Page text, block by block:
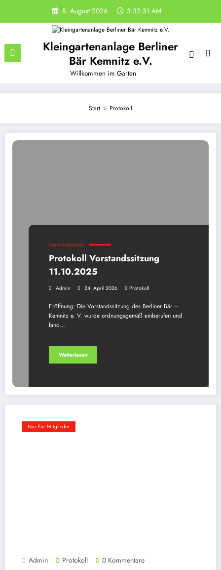
springen
8. August 2026 3:32:32 AM
Kleingartenanlage Berliner
Bär Kemnitz e.V.
Willkommen im Garten
Start Protokoll
NUR FÜR MITGLIEDER
Protokoll Vorstandssitzung
11.10.2025
Admin 24. April 2026 Protokoll
Eröffnung: Die Vorstandssitzung des Berliner Bär –
Kemnitz e. V. wurde ordnungsgemäß einberufen und
fand…
Weiterlesen
Nur Für Mitglieder
Admin Protokoll 0 Kommentare